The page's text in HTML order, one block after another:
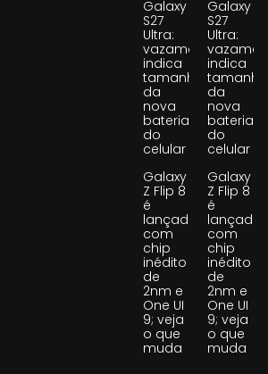
Galaxy
S27
Ultra:
vazamento
indica
tamanho
da
nova
bateria
do
celular
Galaxy
Z Flip 8
é
lançado
com
chip
inédito
de
2nm e
One UI
9; veja
o que
muda
Galaxy
S27
Ultra:
indica
tamanho
da
nova
bateria
do
celular
Galaxy
Z Flip 8
é
lançado
com
chip
inédito
de
2nm e
One UI
9; veja
o que
muda